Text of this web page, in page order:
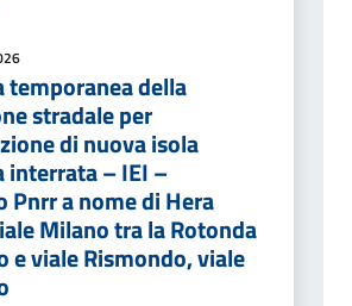
temporanea della
stradale per
di nuova isola
interrata – IEI –
Pnrr a nome di Hera
Milano tra la Rotonda
e viale Rismondo, viale